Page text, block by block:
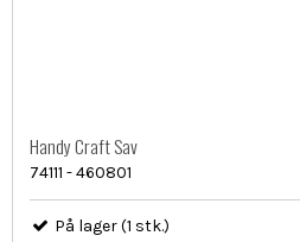
Handy Craft Sav
74111 - 460801
På lager (1 stk.)